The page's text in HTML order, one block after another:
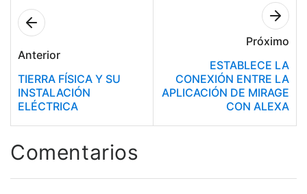
Anterior
TIERRA FÍSICA Y SU
INSTALACIÓN
ELÉCTRICA
Próximo
ESTABLECE LA
CONEXIÓN ENTRE LA
APLICACIÓN DE MIRAGE
CON ALEXA
Comentarios